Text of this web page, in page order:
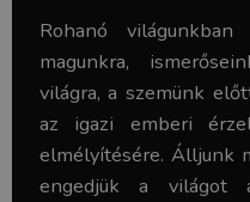
Rohanó
magunkra,
világra, a szemünk
az igazi emberi
elmélyítésére. Álljunk
engedjük a világot